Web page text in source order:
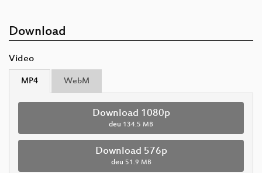
Download
Video
MP4 WebM
Download 1080p
deu 134.5 MB
Download 576p
deu 51.9 MB